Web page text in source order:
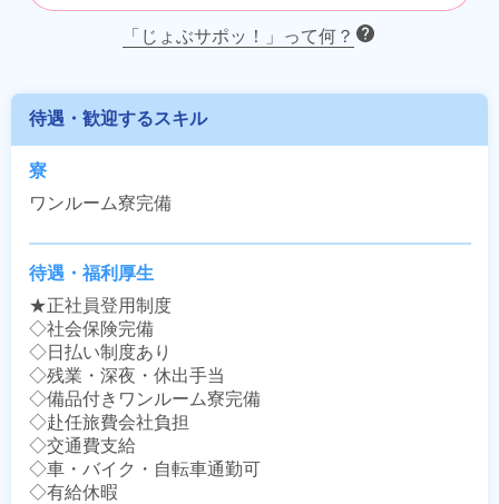
「じょぶサポッ！」って何？
待遇・歓迎するスキル
寮
ワンルーム寮完備
待遇・福利厚生
★正社員登用制度
◇社会保険完備
◇日払い制度あり
◇残業・深夜・休出手当
◇備品付きワンルーム寮完備
◇赴任旅費会社負担
◇交通費支給
◇車・バイク・自転車通勤可
◇有給休暇